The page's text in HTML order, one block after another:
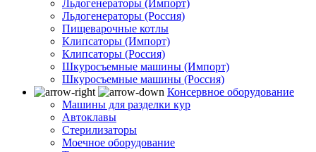
Льдогенераторы (Импорт)
Льдогенераторы (Россия)
Пищеварочные котлы
Клипсаторы (Импорт)
Клипсаторы (Россия)
Шкуросъемные машины (Импорт)
Шкуросъемные машины (Россия)
Консервное оборудование
Машины для разделки кур
Автоклавы
Стерилизаторы
Моечное оборудование